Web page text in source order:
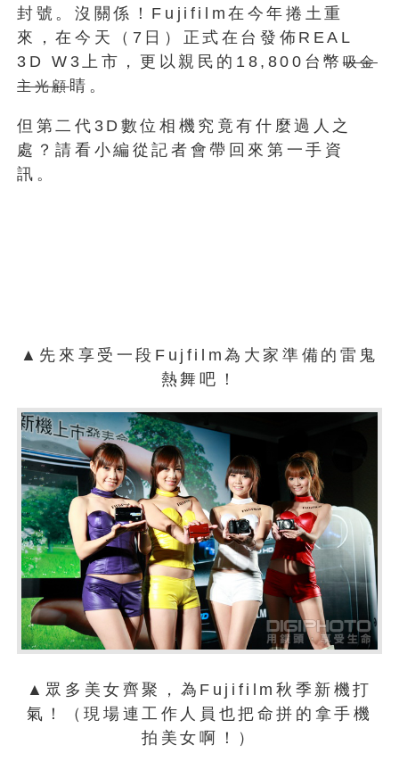
封號。沒關係！Fujifilm在今年捲土重
來，在今天（7日）正式在台發佈REAL
3D W3上市，更以親民的18,800台幣吸金
主光顧睛。
但第二代3D數位相機究竟有什麼過人之
處？請看小編從記者會帶回來第一手資
訊。
▲先來享受一段Fujfilm為大家準備的雷鬼
熱舞吧！
▲眾多美女齊聚，為Fujifilm秋季新機打
氣！（現場連工作人員也把命拼的拿手機
拍美女啊！）